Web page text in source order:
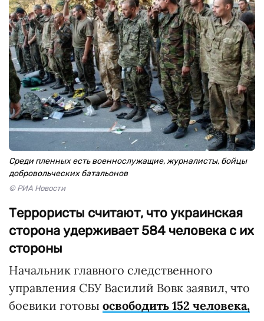
Среди пленных есть военнослужащие, журналисты, бойцы
добровольческих батальонов
© РИА Новости
Террористы считают, что украинская
сторона удерживает 584 человека с их
стороны
Начальник главного следственного
управления СБУ Василий Вовк заявил, что
боевики готовы освободить 152 человека,